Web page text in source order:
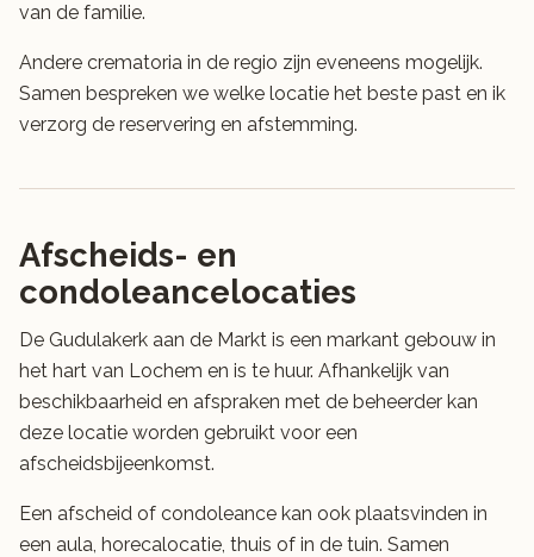
van de familie.
Andere crematoria in de regio zijn eveneens mogelijk.
Samen bespreken we welke locatie het beste past en ik
verzorg de reservering en afstemming.
Afscheids- en
condoleancelocaties
De Gudulakerk aan de Markt is een markant gebouw in
het hart van Lochem en is te huur. Afhankelijk van
beschikbaarheid en afspraken met de beheerder kan
deze locatie worden gebruikt voor een
afscheidsbijeenkomst.
Een afscheid of condoleance kan ook plaatsvinden in
een aula, horecalocatie, thuis of in de tuin. Samen